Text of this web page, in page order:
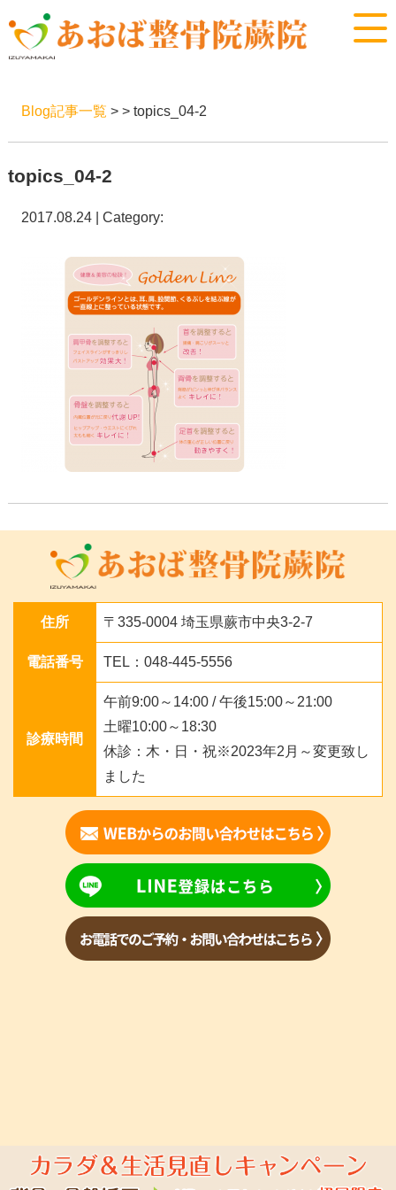
Blog記事一覧 > > topics_04-2
topics_04-2
2017.08.24 | Category:
住所 〒335-0004 埼玉県蕨市中央3-2-7
電話番号 TEL：048-445-5556
診療時間
午前9:00～14:00 / 午後15:00～21:00
土曜10:00～18:30
休診：木・日・祝※2023年2月～変更致し
ました